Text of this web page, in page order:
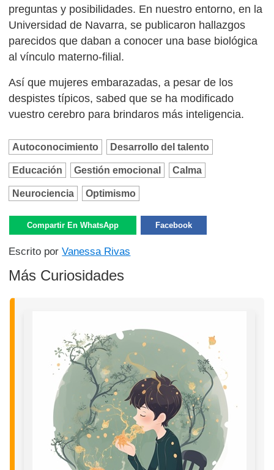
preguntas y posibilidades. En nuestro entorno, en la
Universidad de Navarra, se publicaron hallazgos
parecidos que daban a conocer una base biológica
al vínculo materno-filial.
Así que mujeres embarazadas, a pesar de los
despistes típicos, sabed que se ha modificado
vuestro cerebro para brindaros más inteligencia.
Autoconocimiento Desarrollo del talento
Educación Gestión emocional Calma
Neurociencia Optimismo
Compartir En WhatsApp Facebook
Escrito porVanessa Rivas
Más Curiosidades